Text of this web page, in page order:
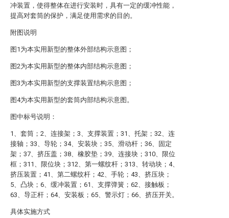
冲装置，使得整体在进行安装时，具有一定的缓冲性能，
提高对套筒的保护，满足使用需求的目的。
附图说明
图1为本实用新型的整体外部结构示意图；
图2为本实用新型的整体内部结构示意图；
图3为本实用新型的支撑装置结构示意图；
图4为本实用新型的套筒内部结构示意图。
图中标号说明：
1、套筒；2、连接架；3、支撑装置；31、托架；32、连
接轴；33、导轮；34、安装块；35、滑动杆；36、固定
架；37、挤压盖；38、橡胶垫；39、连接块；310、限位
框；311、限位块；312、第一螺纹杆；313、转动块；4、
挤压装置；41、第二螺纹杆；42、手轮；43、挤压块；
5、凸块；6、缓冲装置；61、支撑弹簧；62、接触板；
63、导正杆；64、安装板；65、警示灯；66、挤压开关。
具体实施方式